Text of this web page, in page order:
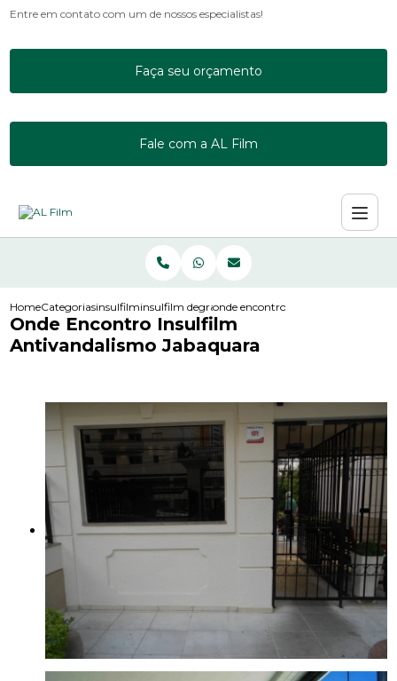
Entre em contato com um de nossos especialistas!
Faça seu orçamento
Fale com a AL Film
HomeCategoriasinsulfilminsulfilm degradeonde encontro insulfilm
Onde Encontro Insulfilm
Antivandalismo Jabaquara